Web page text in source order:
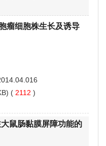
瘤细胞株生长及诱导
( 2112 )
鼠肠黏膜屏障功能的